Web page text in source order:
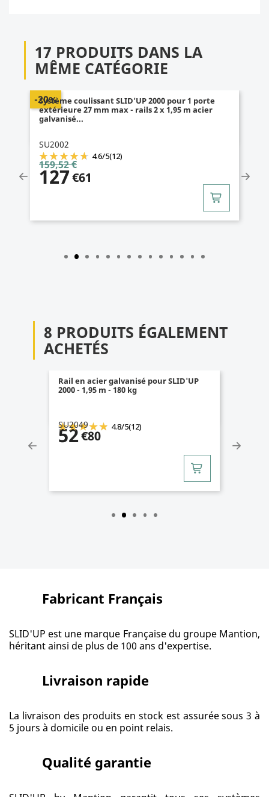
17 PRODUITS DANS LA
MÊME CATÉGORIE
Système coulissant SLID'UP 2000 pour 1 porte
extérieure 27 mm max - rails 2 x 1,95 m acier
galvanisé...
SU2002
4.6/5(12)
127€61
159,52 €
-20%
8 PRODUITS ÉGALEMENT
ACHETÉS
Rail en acier galvanisé pour SLID'UP
2000 - 1,95 m - 180 kg
SU2049 4.8/5(12)
52€80
Fabricant Français
SLID'UP est une marque Française du groupe Mantion,
héritant ainsi de plus de 100 ans d'expertise.
Livraison rapide
La livraison des produits en stock est assurée sous 3 à
5 jours à domicile ou en point relais.
Qualité garantie